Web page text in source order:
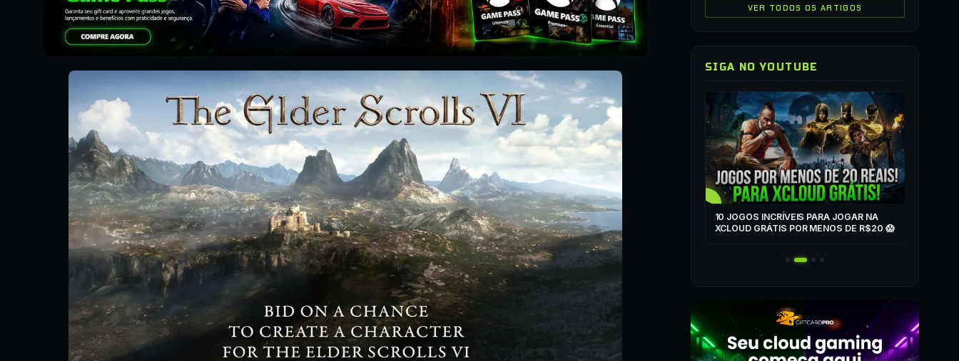
VER TODOS OS ARTIGOS
SIGA NO YOUTUBE
▶
XCLOUD GRÁTIS: COD WARZONE
FUNCIONA? JOGOS UBISOFT
FUNCIONAM? VAI ACABAR? E MAIS! 🎮
▶
10 JOGOS INCRÍVEIS PARA JOGAR NA
XCLOUD GRÁTIS POR MENOS DE R$20 😱